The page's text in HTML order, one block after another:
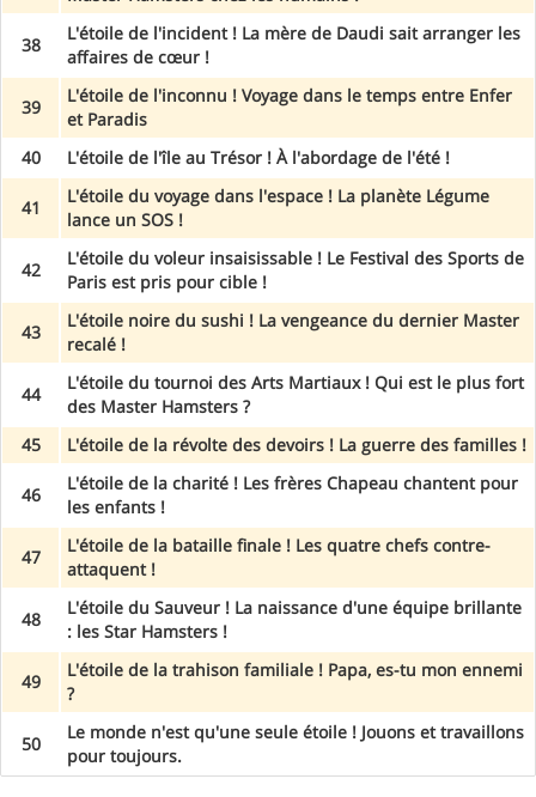
38
L'étoile de l'incident ! La mère de Daudi sait arranger les
affaires de cœur !
39
L'étoile de l'inconnu ! Voyage dans le temps entre Enfer
et Paradis
40
L'étoile de l'île au Trésor ! À l'abordage de l'été !
41
L'étoile du voyage dans l'espace ! La planète Légume
lance un SOS !
42
L'étoile du voleur insaisissable ! Le Festival des Sports de
Paris est pris pour cible !
43
L'étoile noire du sushi ! La vengeance du dernier Master
recalé !
44
L'étoile du tournoi des Arts Martiaux ! Qui est le plus fort
des Master Hamsters ?
45
L'étoile de la révolte des devoirs ! La guerre des familles !
46
L'étoile de la charité ! Les frères Chapeau chantent pour
les enfants !
47
L'étoile de la bataille finale ! Les quatre chefs contre-
attaquent !
48
L'étoile du Sauveur ! La naissance d'une équipe brillante
: les Star Hamsters !
49
L'étoile de la trahison familiale ! Papa, es-tu mon ennemi
?
50
Le monde n'est qu'une seule étoile ! Jouons et travaillons
pour toujours.